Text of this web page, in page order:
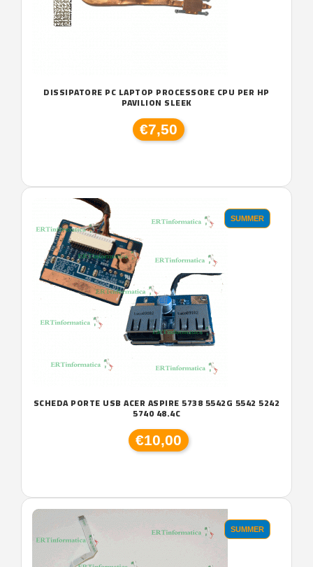
DISSIPATORE PC LAPTOP PROCESSORE CPU PER HP
PAVILION SLEEK
€7,50
SUMMER
SCHEDA PORTE USB ACER ASPIRE 5738 5542G 5542 5242
5740 48.4C
€10,00
SUMMER